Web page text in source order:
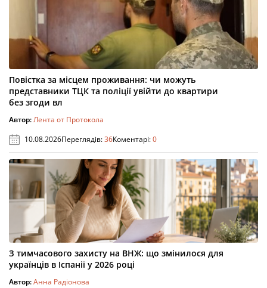
Повістка за місцем проживання: чи можуть
представники ТЦК та поліції увійти до квартири
без згоди вл
Автор:Лента от Протокола
10.08.2026Переглядів:36Коментарі:0
З тимчасового захисту на ВНЖ: що змінилося для
українців в Іспанії у 2026 році
Автор:Анна Радіонова